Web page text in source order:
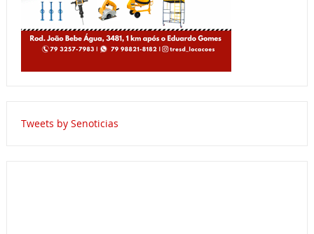
Tweets by Senoticias